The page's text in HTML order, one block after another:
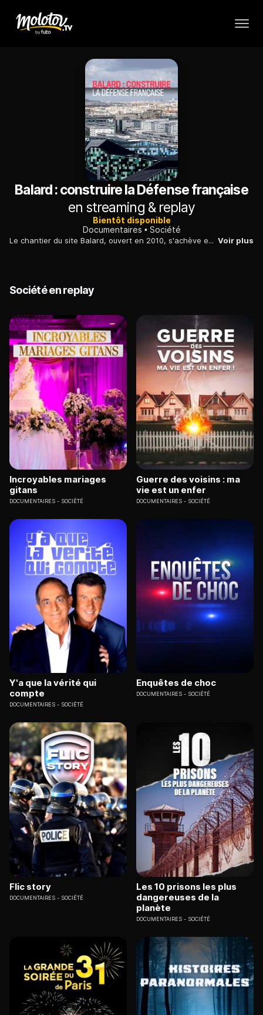
Balard : construire la Défense française
en streaming & replay
Bientôt disponible
Documentaires
Société
Le chantier du site Balard, ouvert en 2010, s'achève en septembre 2015 : il s'agit de regrouper les différents bâtiments du ministère de la Défense. Voir plus
Société en replay
Incroyables mariages
gitans
DOCUMENTAIRES SOCIÉTÉ
Guerre des voisins : ma
vie est un enfer
DOCUMENTAIRES SOCIÉTÉ
Y'a que la vérité qui
compte
DOCUMENTAIRES SOCIÉTÉ
Enquêtes de choc
DOCUMENTAIRES SOCIÉTÉ
Flic story
DOCUMENTAIRES SOCIÉTÉ
Les 10 prisons les plus
dangereuses de la
planète
DOCUMENTAIRES SOCIÉTÉ